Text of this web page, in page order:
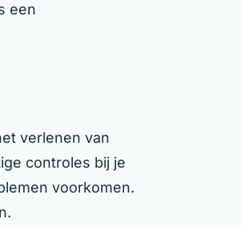
een
verlenen van
controles bij je
voorkomen.